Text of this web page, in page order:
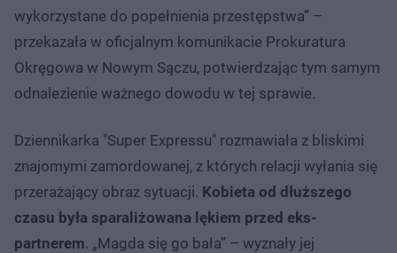
wykorzystane do popełnienia przestępstwa” –
przekazała w oficjalnym komunikacie Prokuratura
Okręgowa w Nowym Sączu, potwierdzając tym samym
odnalezienie ważnego dowodu w tej sprawie.
Dziennikarka "Super Expressu" rozmawiała z bliskimi
znajomymi zamordowanej, z których relacji wyłania się
przerażający obraz sytuacji. Kobieta od dłuższego
czasu była sparaliżowana lękiem przed eks-
partnerem. „Magda się go bała” – wyznały jej